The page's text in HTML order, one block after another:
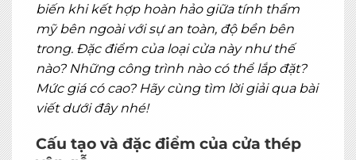
biến khi kết hợp hoàn hảo giữa tính thẩm
mỹ bên ngoài với sự an toàn, độ bền bên
trong. Đặc điểm của loại cửa này như thế
nào? Những công trình nào có thể lắp đặt?
Mức giá có cao? Hãy cùng tìm lời giải qua bài
viết dưới đây nhé!
Cấu tạo và đặc điểm của cửa thép